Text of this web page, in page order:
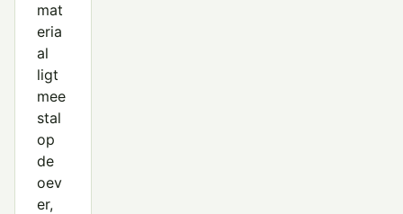
mat
eria
al
ligt
mee
stal
op
de
oev
er,